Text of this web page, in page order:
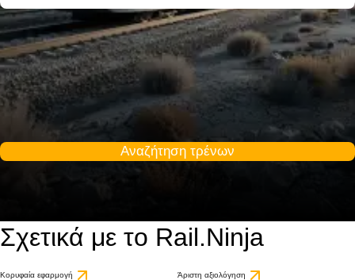
Αναζήτηση τρένων
Σχετικά με το Rail.Ninja
Κορυφαία εφαρμογή Άριστη αξιολόγηση